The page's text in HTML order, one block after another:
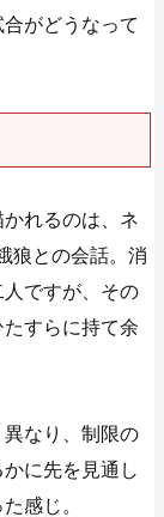
がどうなって
れるのは、ネ
狼との会話。消
ですが、その
すらに持て余
なり、制限の
に先を見通し
感じ。